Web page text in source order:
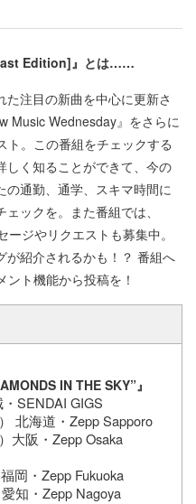
Edition]』とは……
注目の新曲を中心に更新さ
Music Wednesday』をさらに
ト。この番組をチェックする
しく知ることができて、今の
通勤、通学、スキマ時間に
ックを。また番組では、
ジやリクエストも募集中。
が紹介されるかも！？ 番組へ
ト機能から投稿を！
IN THE SKY”』
SENDAI GIGS
北海道・Zepp Sapporo
大阪・Zepp Osaka
岡・Zepp Fukuoka
知・Zepp Nagoya